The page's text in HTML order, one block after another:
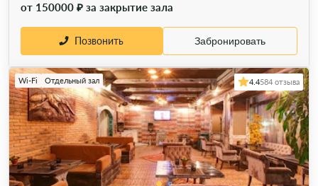
от 150000 ₽ за закрытие зала
Позвонить Забронировать
Wi-Fi Отдельный зал 4.4584 отзыва